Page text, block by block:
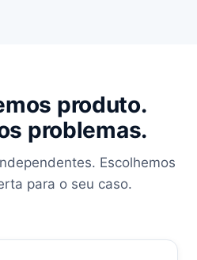
produto.
problemas.
Escolhemos
para o seu caso.